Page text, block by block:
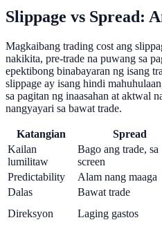
Slippage vs Spread:
Magkaibang trading cost ang
nakikita, pre-trade na puwang sa
epektibong binabayaran ng isang
slippage ay isang hindi
sa pagitan ng inaasahan at aktwal
nangyayari sa bawat trade.
Katangian Spread
Kailan
lumilitaw
Bago ang trade, sa
screen
Predictability
Alam nang maaga
Dalas
Bawat trade
Direksyon
Laging gastos